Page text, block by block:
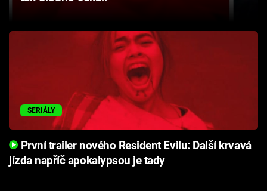
Sledujte prima+
Sledujte nás
SERIÁLY
První trailer nového Resident Evilu: Další krvavá
jízda napříč apokalypsou je tady